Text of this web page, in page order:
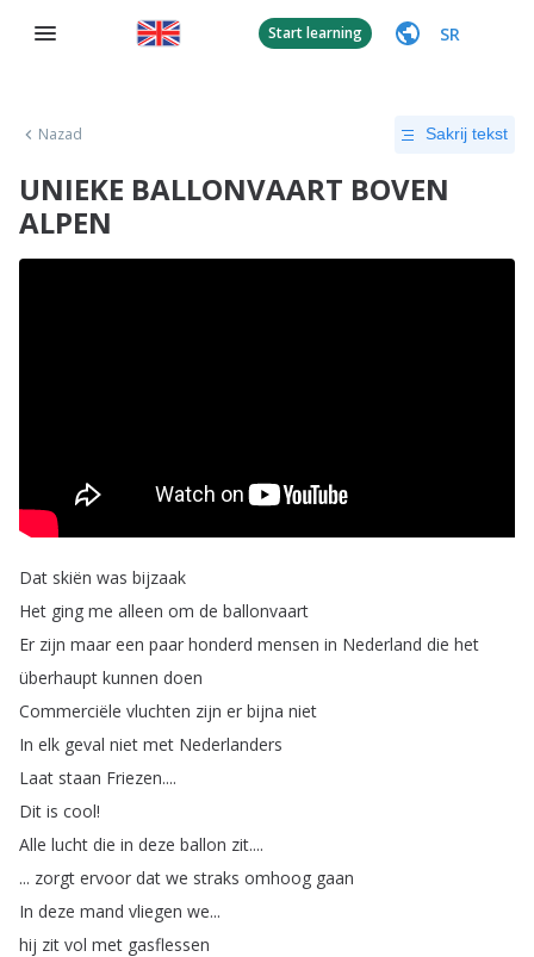
Start learning SR
Nazad Sakrij tekst
UNIEKE BALLONVAART BOVEN
ALPEN
Dat skiën was bijzaak
Het ging me alleen om de ballonvaart
Er zijn maar een paar honderd mensen in Nederland die het
überhaupt kunnen doen
Commerciële vluchten zijn er bijna niet
In elk geval niet met Nederlanders
Laat staan Friezen....
Dit is cool!
Alle lucht die in deze ballon zit....
... zorgt ervoor dat we straks omhoog gaan
In deze mand vliegen we...
hij zit vol met gasflessen